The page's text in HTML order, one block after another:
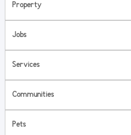
Property
Jobs
Services
Communities
Pets